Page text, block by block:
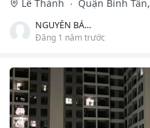
Lê Thành
Quận Bình
NGUYỄN BẢO THIỆN
Đăng 1 năm trước